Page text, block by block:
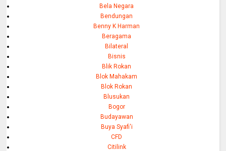
Bela Negara
Bendungan
Benny K Harman
Beragama
Bilateral
Bisnis
Blik Rokan
Blok Mahakam
Blok Rokan
Blusukan
Bogor
Budayawan
Buya Syafi'i
CFD
Citilink